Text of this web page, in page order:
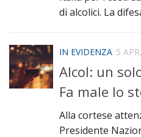
di alcolici. La
IN EVIDENZA 5
Alcol: un
Fa male lo
Alla cortese
Presidente